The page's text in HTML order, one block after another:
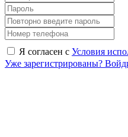
Я согласен с Условия
Уже зарегистрированы?